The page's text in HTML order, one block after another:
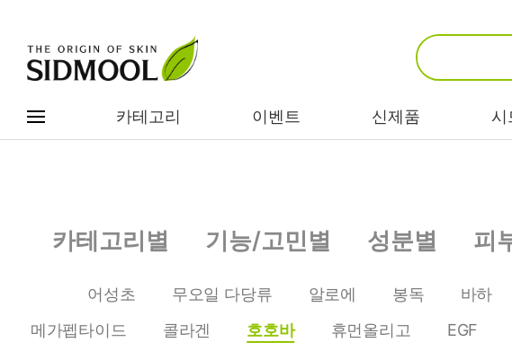
카테고리 이벤트 신제품 시
카테고리별 베스트
이벤트
비누/클렌징
마스크/팩/필링
스킨/토너/미스
카테고리별 기능/고민별 성분별 피
어성초 무오일 다당류 알로에 봉독 바하
메가펩타이드
콜라겐 호호바 휴먼올리고 EGF